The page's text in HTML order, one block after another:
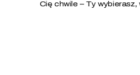
Cię chwile – Ty